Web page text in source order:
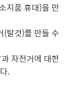
지품 휴대)을 만
(탈것)를 만들 수
자전거에 대한
.